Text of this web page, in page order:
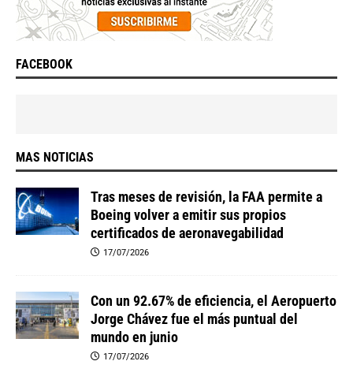
FACEBOOK
MAS NOTICIAS
Tras meses de revisión, la FAA permite a
Boeing volver a emitir sus propios
certificados de aeronavegabilidad
17/07/2026
Con un 92.67% de eficiencia, el Aeropuerto
Jorge Chávez fue el más puntual del
mundo en junio
17/07/2026